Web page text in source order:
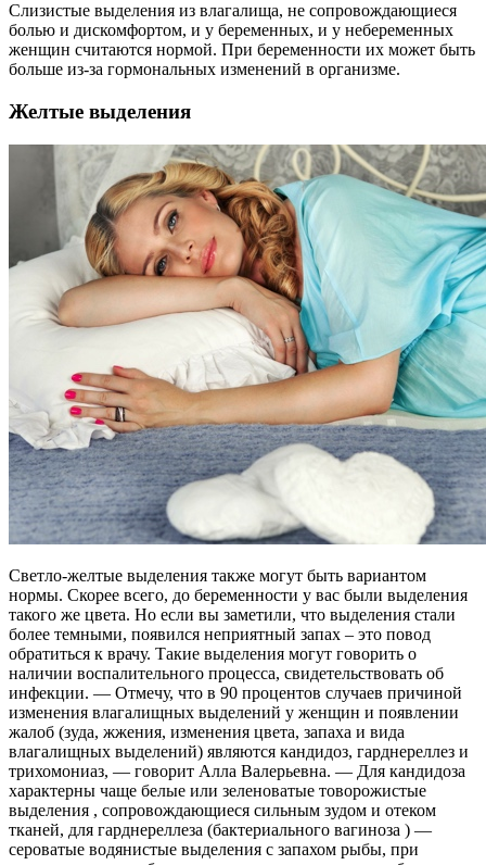
Слизистые выделения из влагалища, не сопровождающиеся
болью и дискомфортом, и у беременных, и у небеременных
женщин считаются нормой. При беременности их может быть
больше из-за гормональных изменений в организме.
Желтые выделения
Светло-желтые выделения также могут быть вариантом
нормы. Скорее всего, до беременности у вас были выделения
такого же цвета. Но если вы заметили, что выделения стали
более темными, появился неприятный запах – это повод
обратиться к врачу. Такие выделения могут говорить о
наличии воспалительного процесса, свидетельствовать об
инфекции. — Отмечу, что в 90 процентов случаев причиной
изменения влагалищных выделений у женщин и появлении
жалоб (зуда, жжения, изменения цвета, запаха и вида
влагалищных выделений) являются кандидоз, гарднереллез и
трихомониаз, — говорит Алла Валерьевна. — Для кандидоза
характерны чаще белые или зеленоватые товорожистые
выделения , сопровождающиеся сильным зудом и отеком
тканей, для гарднереллеза (бактериального вагиноза ) —
сероватые водянистые выделения с запахом рыбы, при